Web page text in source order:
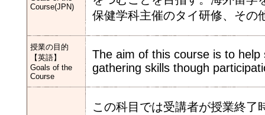
Course(JPN)
保健学科主催のタイ研修、その
授業の目的
【英語】
Goals of the
Course
The aim of this course is to
gathering skills though
この科目では受講者が授業終了